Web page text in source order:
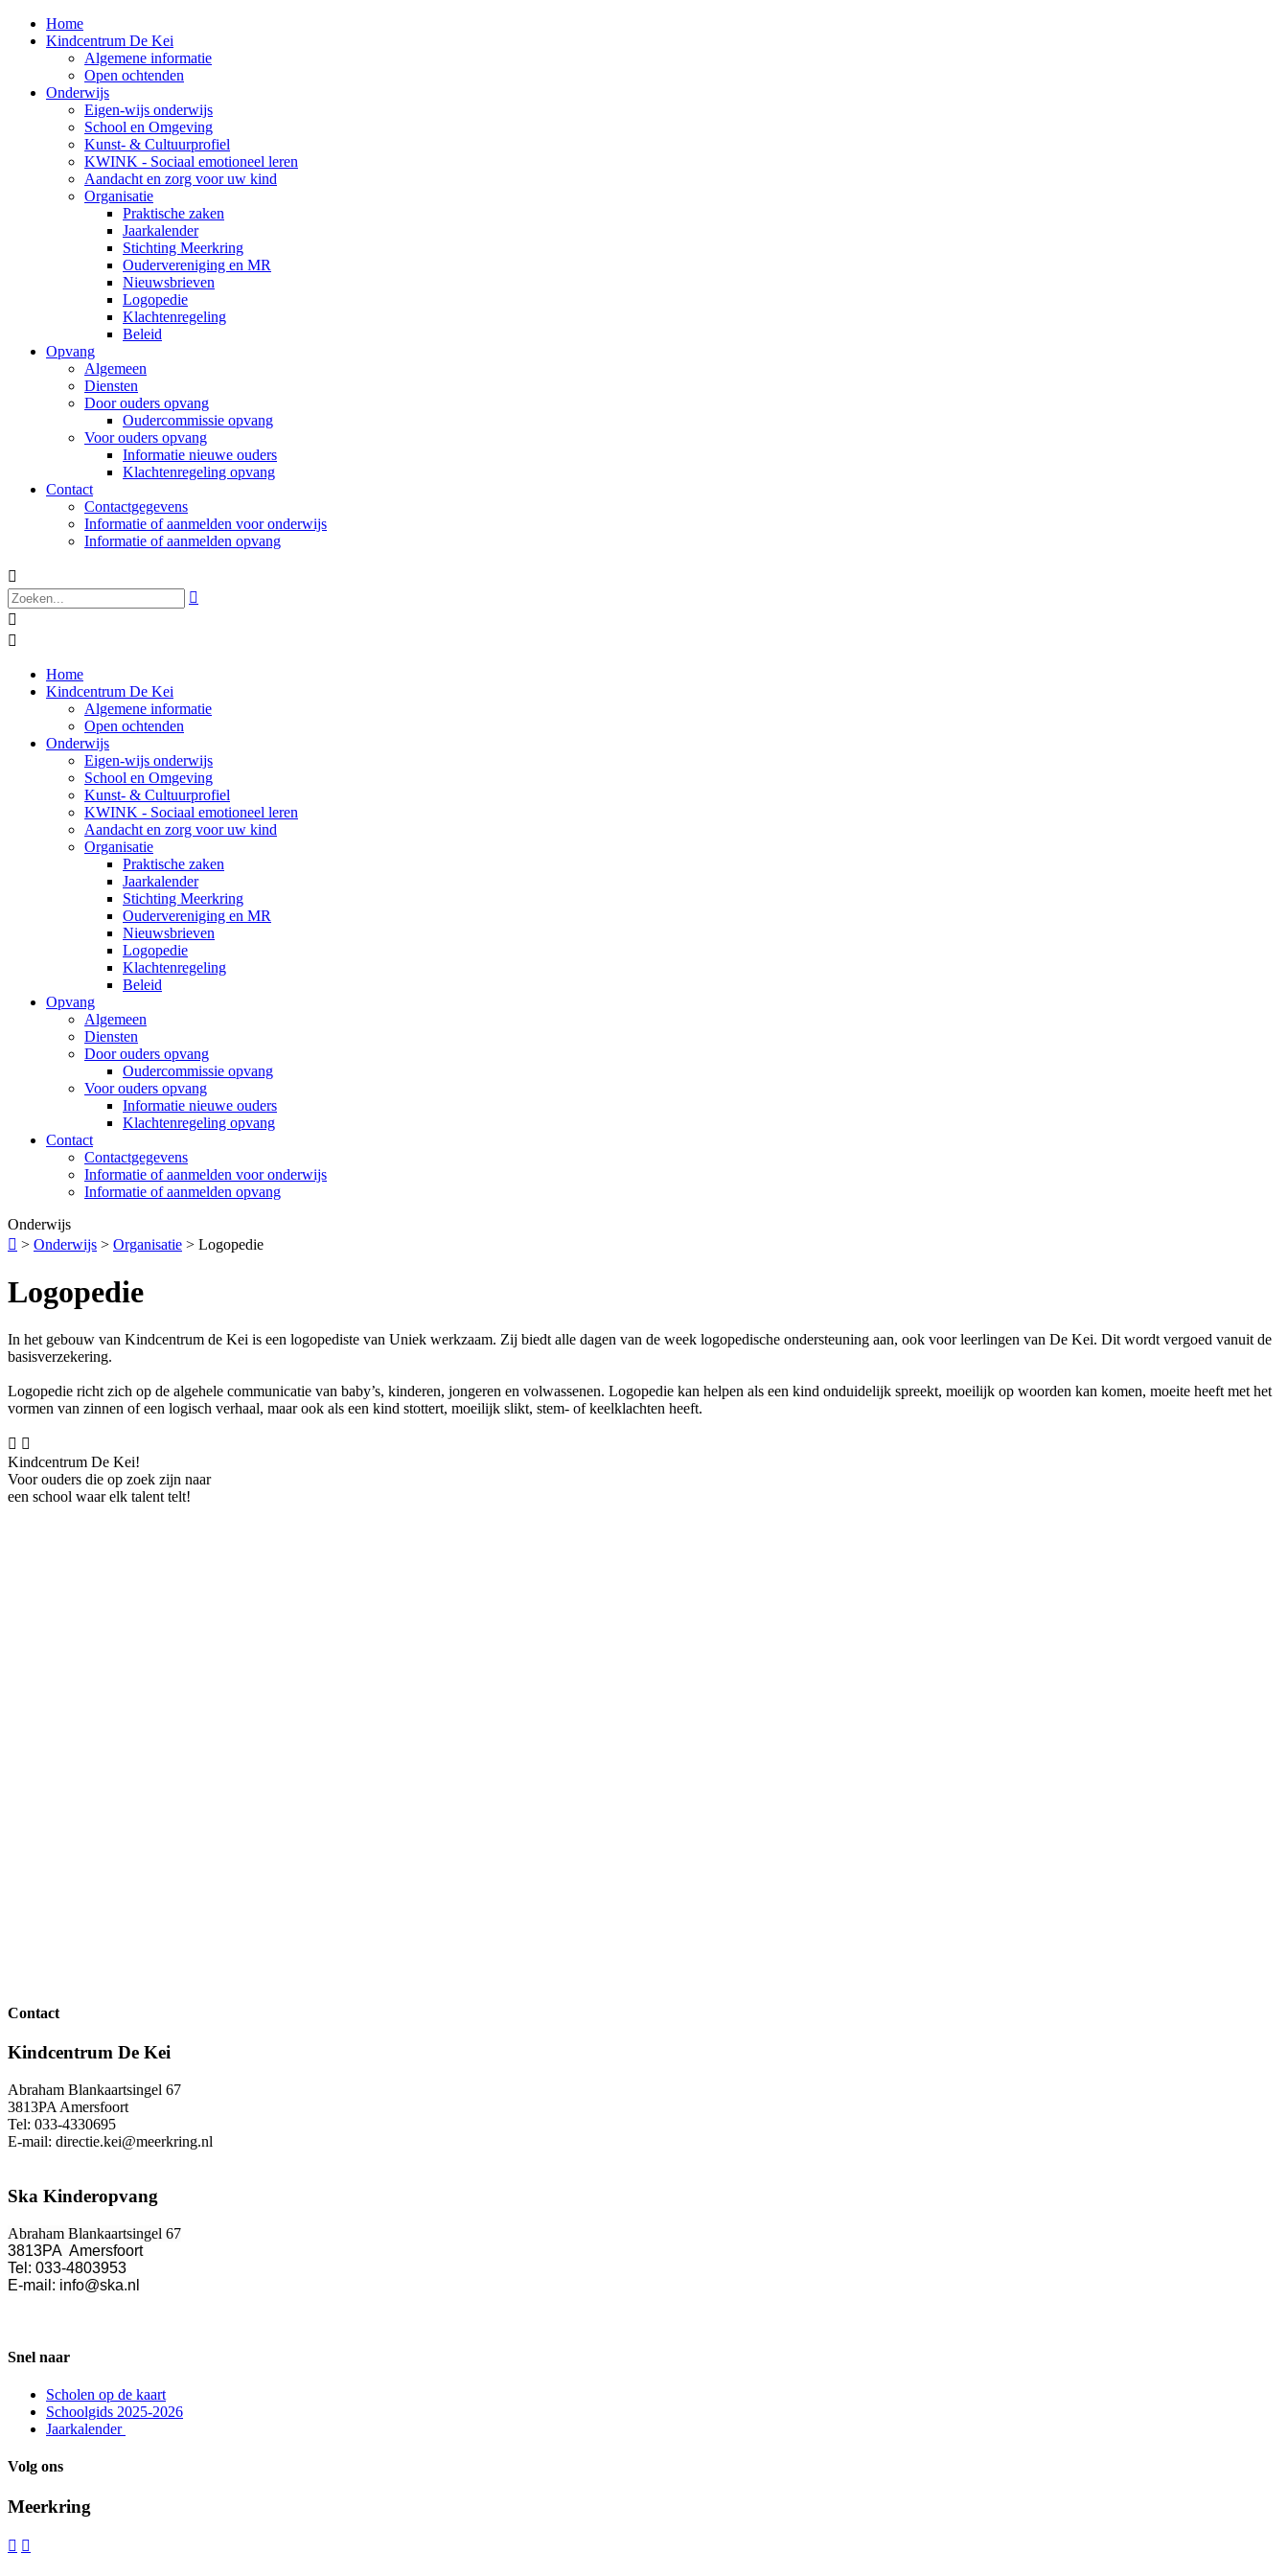
Home
Kindcentrum De Kei
Algemene informatie
Open ochtenden
Onderwijs
Eigen-wijs onderwijs
School en Omgeving
Kunst- & Cultuurprofiel
KWINK - Sociaal emotioneel leren
Aandacht en zorg voor uw kind
Organisatie
Praktische zaken
Jaarkalender
Stichting Meerkring
Oudervereniging en MR
Nieuwsbrieven
Logopedie
Klachtenregeling
Beleid
Opvang
Algemeen
Diensten
Door ouders opvang
Oudercommissie opvang
Voor ouders opvang
Informatie nieuwe ouders
Klachtenregeling opvang
Contact
Contactgegevens
Informatie of aanmelden voor onderwijs
Informatie of aanmelden opvang




Home
Kindcentrum De Kei
Algemene informatie
Open ochtenden
Onderwijs
Eigen-wijs onderwijs
School en Omgeving
Kunst- & Cultuurprofiel
KWINK - Sociaal emotioneel leren
Aandacht en zorg voor uw kind
Organisatie
Praktische zaken
Jaarkalender
Stichting Meerkring
Oudervereniging en MR
Nieuwsbrieven
Logopedie
Klachtenregeling
Beleid
Opvang
Algemeen
Diensten
Door ouders opvang
Oudercommissie opvang
Voor ouders opvang
Informatie nieuwe ouders
Klachtenregeling opvang
Contact
Contactgegevens
Informatie of aanmelden voor onderwijs
Informatie of aanmelden opvang
Onderwijs
 > Onderwijs > Organisatie > Logopedie
Logopedie
In het gebouw van Kindcentrum de Kei is een logopediste van Uniek werkzaam. Zij biedt alle dagen van de week logopedische ondersteuning aan, ook voor leerlingen van De Kei. Dit wordt vergoed vanuit de
basisverzekering.
Logopedie richt zich op de algehele communicatie van baby’s, kinderen, jongeren en volwassenen. Logopedie kan helpen als een kind onduidelijk spreekt, moeilijk op woorden kan komen, moeite heeft met het
vormen van zinnen of een logisch verhaal, maar ook als een kind stottert, moeilijk slikt, stem- of keelklachten heeft.
 
Kindcentrum De Kei!
Voor ouders die op zoek zijn naar
een school waar elk talent telt!
Contact
Kindcentrum De Kei
Abraham Blankaartsingel 67
3813PA Amersfoort
Tel: 033-4330695
E-mail: directie.kei@meerkring.nl
Ska Kinderopvang
Abraham Blankaartsingel 67
3813PA Amersfoort
Tel: 033-4803953
E-mail: info@ska.nl
Snel naar
Scholen op de kaart
Schoolgids 2025-2026
Jaarkalender
Volg ons
Meerkring
 